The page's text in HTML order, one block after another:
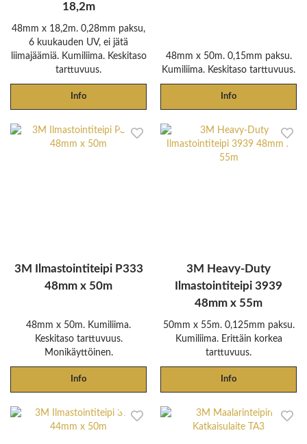
18,2m
48mm x 18,2m. 0,28mm paksu,
6 kuukauden UV, ei jätä
liimajäämiä. Kumiliima. Keskitaso
tarttuvuus.
Info
48mm x 50m. 0,15mm paksu.
Kumiliima. Keskitaso tarttuvuus.
Info
3M Ilmastointiteipi P333
48mm x 50m
48mm x 50m. Kumiliima.
Keskitaso tarttuvuus.
Monikäyttöinen.
Info
3M Heavy-Duty
Ilmastointiteipi 3939
48mm x 55m
50mm x 55m. 0,125mm paksu.
Kumiliima. Erittäin korkea
tarttuvuus.
Info